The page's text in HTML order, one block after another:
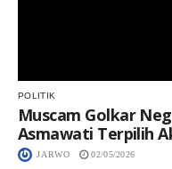
POLITIK
Muscam Golkar
Asmawati Terpilih
JARWO 02/05/2026